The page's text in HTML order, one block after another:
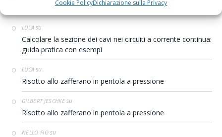
Cookie PolicyDichiarazione sulla Privacy
LUCA su
Calcolare la sezione dei cavi nei circuiti a corrente continua:
guida pratica con esempi
LUCA su
Risotto allo zafferano in pentola a pressione
GILBERT JESCHKEsu
Risotto allo zafferano in pentola a pressione
NELLO FIOsu